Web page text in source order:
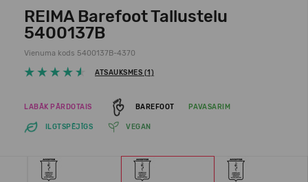
REIMA Barefoot Tallustelu
5400137B
Vienuma kods 5400137B-4370
ATSAUKSMES (1)
LABĀK PĀRDOTAIS BAREFOOT PAVASARIM
ILGTSPĒJĪGS VEGAN